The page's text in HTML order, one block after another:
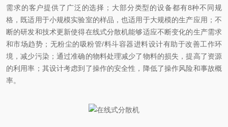
需求的客户提供了广泛的选择；大部分类型的设备都有8种不同规
格，既适用于小规模实验室的样品，也适用于大规模的生产应用；不
断的研发和技术更新使得在线式分散机能够适应不断变化的生产需求
和市场趋势；无粉尘的吸粉管/料斗容器进料设计有助于改善工作环
境，减少污染；通过准确的物料处理减少了物料的损失，提高了资源
的利用率；其设计考虑到了操作的安全性，降低了操作风险和事故概
率。